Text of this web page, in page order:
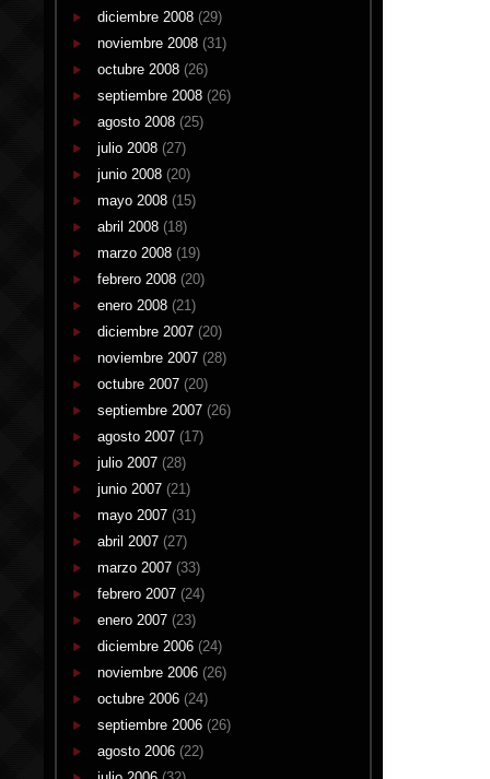
diciembre 2008 (29)
noviembre 2008 (31)
octubre 2008 (26)
septiembre 2008 (26)
agosto 2008 (25)
julio 2008 (27)
junio 2008 (20)
mayo 2008 (15)
abril 2008 (18)
marzo 2008 (19)
febrero 2008 (20)
enero 2008 (21)
diciembre 2007 (20)
noviembre 2007 (28)
octubre 2007 (20)
septiembre 2007 (26)
agosto 2007 (17)
julio 2007 (28)
junio 2007 (21)
mayo 2007 (31)
abril 2007 (27)
marzo 2007 (33)
febrero 2007 (24)
enero 2007 (23)
diciembre 2006 (24)
noviembre 2006 (26)
octubre 2006 (24)
septiembre 2006 (26)
agosto 2006 (22)